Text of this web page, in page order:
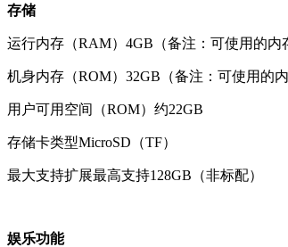
存储
运行内存（RAM） 4GB（备注：可使用的内
机身内存（ROM） 32GB（备注：可使用的
用户可用空间（ROM） 约22GB
存储卡类型MicroSD（TF）
最大支持扩展最高支持128GB（非标配）
娱乐功能